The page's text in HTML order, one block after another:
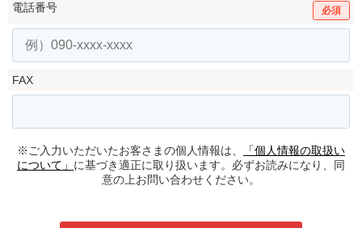
電話番号 必須
FAX
※ご入力いただいたお客さまの個人情報は、
「個人情報の取扱い
について」 に基づき適正に取り扱います。必ずお読みになり、同
意の上お問い合わせください。